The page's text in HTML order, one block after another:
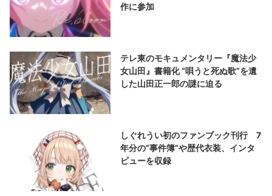
作に参加
テレ東のモキュメンタリー『魔法少
女山田』書籍化 “唄うと死ぬ歌”を遺
した山田正一郎の謎に迫る
しぐれうい初のファンブック刊行 7
年分の“事件簿”や歴代衣装、インタ
ビューを収録